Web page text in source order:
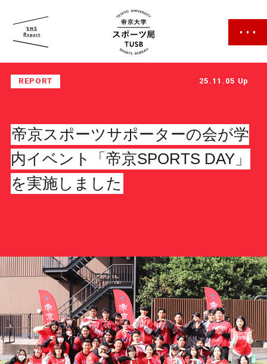
帝京大学 スポーツ局
スポーツ局について
サポーターの会 カレンダー
お知らせ
サポート情報
運動部支援
REPORT 25.11.05 Up
帝京スポーツサポーターの会が学
内イベント「帝京SPORTS DAY」
を実施しました